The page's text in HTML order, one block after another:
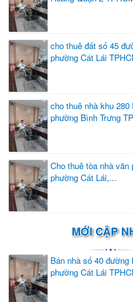
cho thuê đất số 45
phường Cát Lái
cho thuê nhà khu
phường Bình Trưng
Cho thuê tòa nhà văn
phường Cát Lái,...
MỚI CẬP
Bán nhà số 40 đường
phường Cát Lái